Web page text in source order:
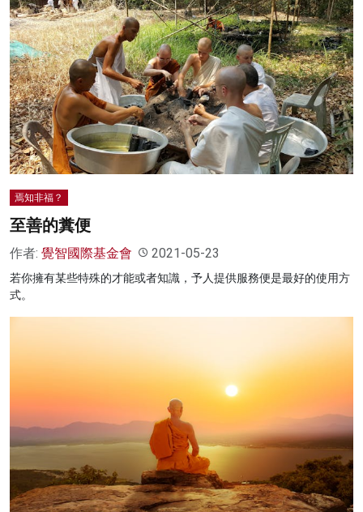
焉知非福？
至善的糞便
作者: 覺智國際基金會 2021-05-23
若你擁有某些特殊的才能或者知識，予人提供服務便是最好的使用方
式。